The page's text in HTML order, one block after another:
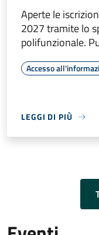
Aperte le
2027 tramite lo
polifunzionale.
Accesso
LEGGI DI PIÙ